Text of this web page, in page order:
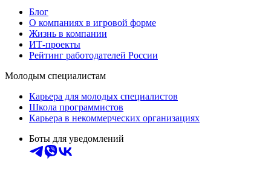
Блог
О компаниях в игровой форме
Жизнь в компании
ИТ-проекты
Рейтинг работодателей России
Молодым специалистам
Карьера для молодых специалистов
Школа программистов
Карьера в некоммерческих организациях
Боты для уведомлений